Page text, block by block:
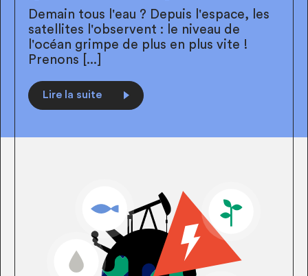
Demain tous l'eau ? Depuis l'espace, les
satellites l'observent : le niveau de
l'océan grimpe de plus en plus vite !
Prenons [...]
Lire la suite